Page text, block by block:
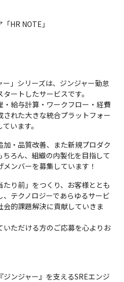
HR NOTE」
」シリーズは、ジンジャー勤怠
ートしたサービスです。
給与計算・ワークフロー・経費
れた大きな統合プラットフォー
います。
・品質改善、また新規プロダク
ろん、組織の内製化を目指して
ンバーを募集しています！
り前」をつくり、お客様ととも
テクノロジーであらゆるサービ
的課題解決に貢献していきま
ただける方のご応募を心よりお
ンジャー』を支えるSREエンジ